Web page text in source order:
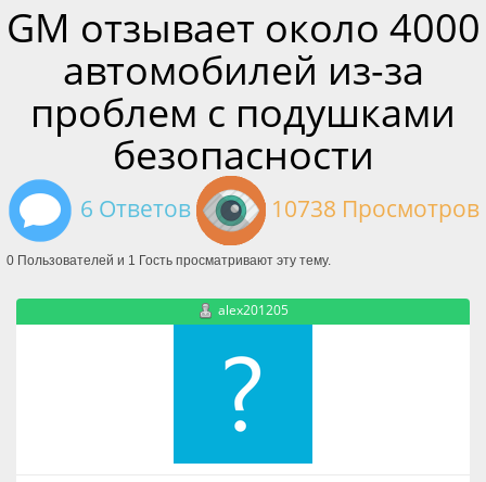
GM отзывает около 4000
автомобилей из-за
проблем с подушками
безопасности
6 Ответов 10738 Просмотров
0 Пользователей и 1 Гость просматривают эту тему.
alex201205